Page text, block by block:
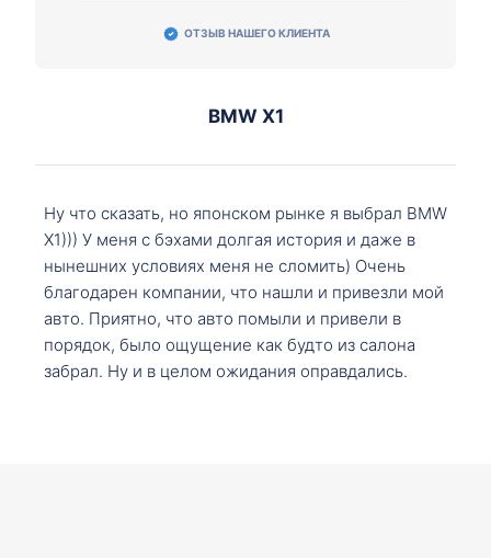
ОТЗЫВ НАШЕГО КЛИЕНТА
BMW X1
Ну что сказать, но японском рынке я выбрал BMW
X1))) У меня с бэхами долгая история и даже в
нынешних условиях меня не сломить) Очень
благодарен компании, что нашли и привезли мой
авто. Приятно, что авто помыли и привели в
порядок, было ощущение как будто из салона
забрал. Ну и в целом ожидания оправдались.